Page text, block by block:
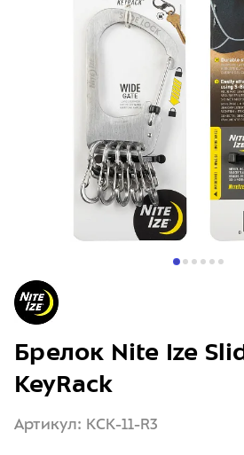
Брелок Nite Ize
KeyRack
Артикул: KCK-11-R3